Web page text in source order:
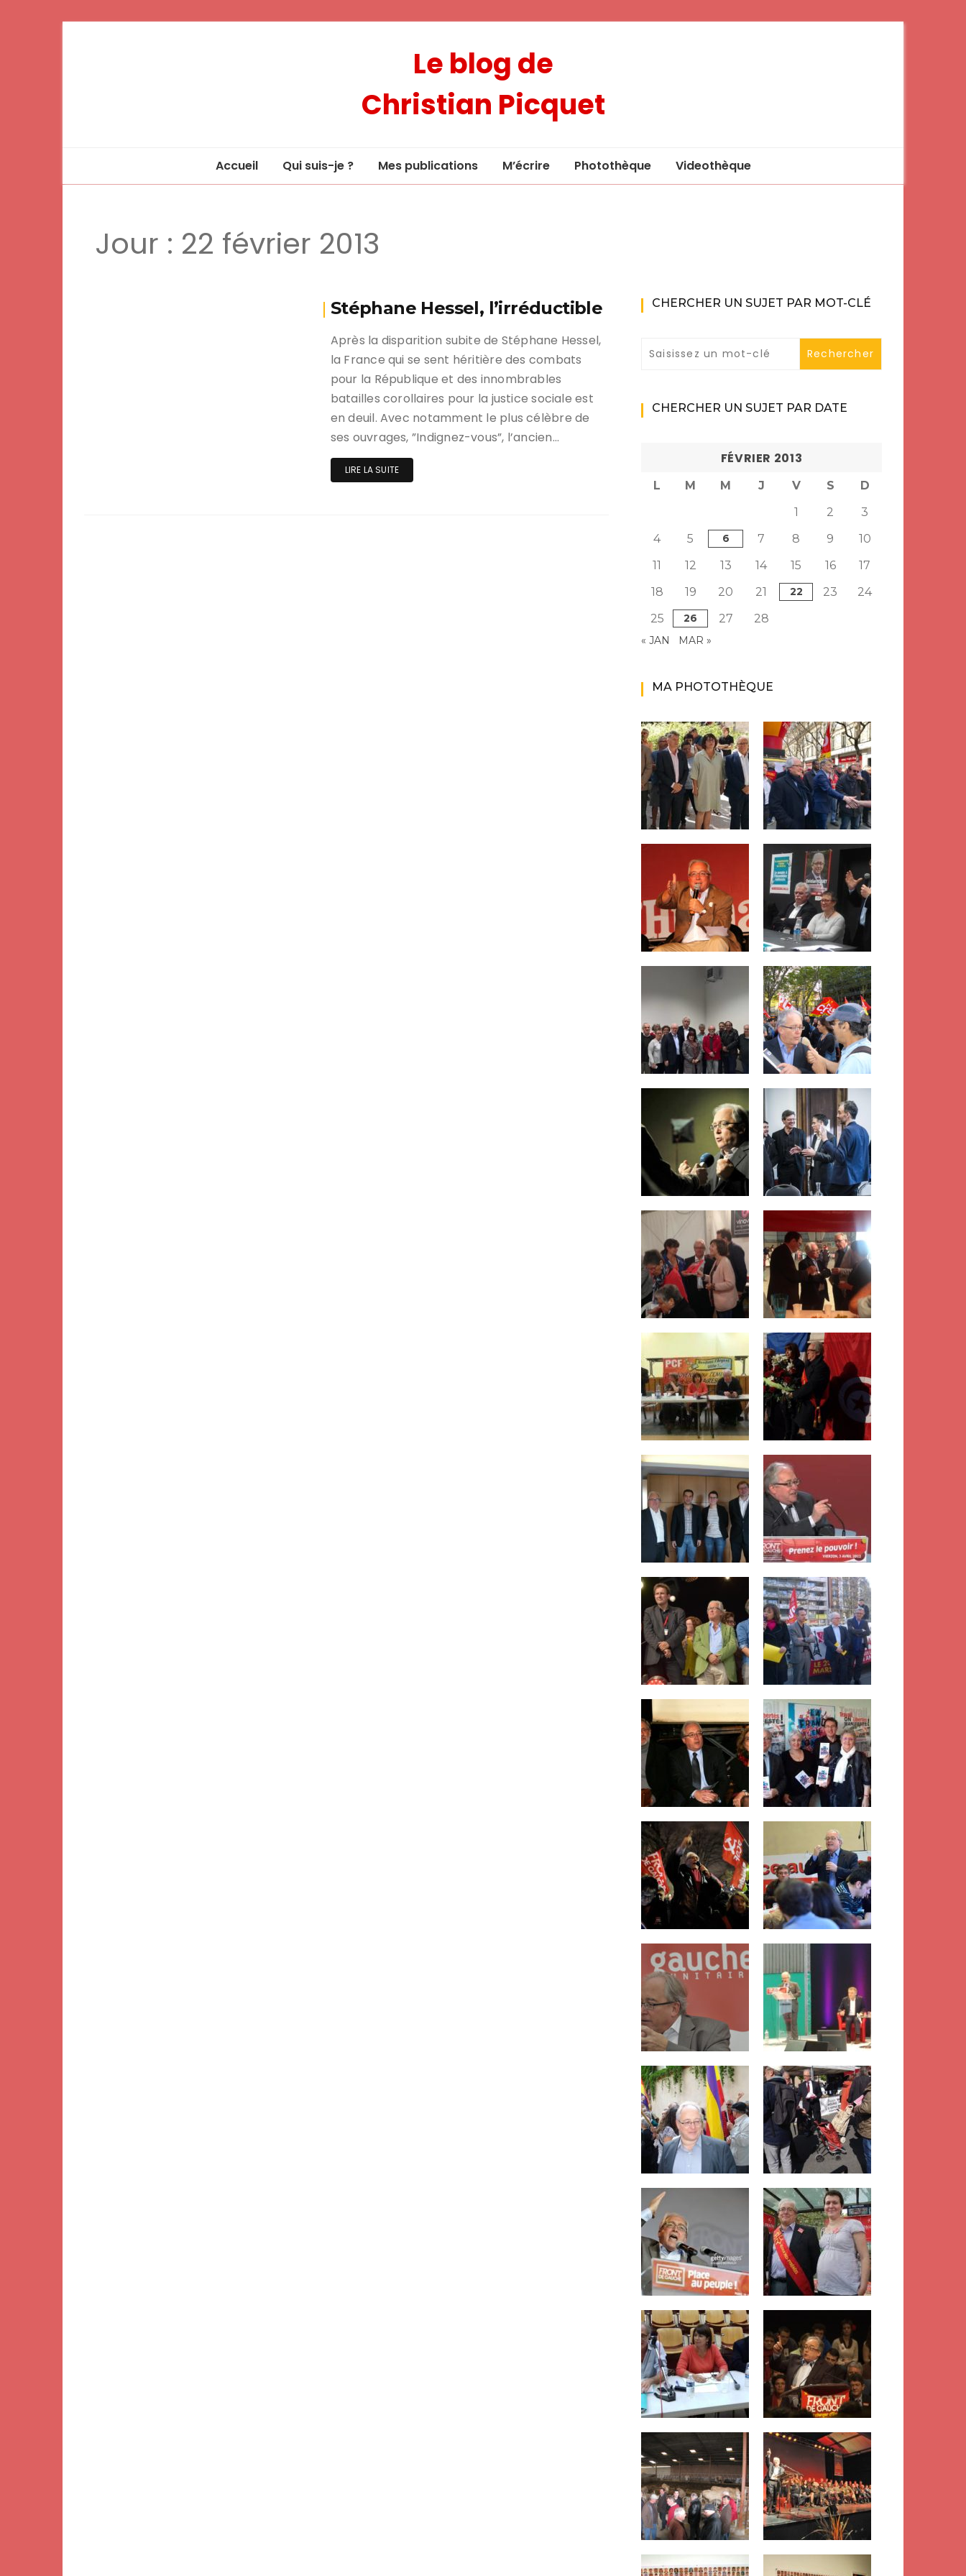
Le blog de
Christian Picquet
Accueil Qui suis-je ? Mes publications M’écrire Photothèque Videothèque
Jour : 22 février 2013
Stéphane Hessel, l’irréductible
Après la disparition subite de Stéphane Hessel,
la France qui se sent héritière des combats
pour la République et des innombrables
batailles corollaires pour la justice sociale est
en deuil. Avec notamment le plus célèbre de
ses ouvrages, ”Indignez-vous”, l’ancien…
LIRE LA SUITE
CHERCHER UN SUJET PAR MOT-CLÉ
CHERCHER UN SUJET PAR DATE
FÉVRIER 2013
L M M J V S
D
1
2
3
4
5 6 7 8 9
10
11
12 13 14 15 16
17
18
19 20 21 22 23
24
25
26 27 28
« JAN MAR »
MA PHOTOTHÈQUE